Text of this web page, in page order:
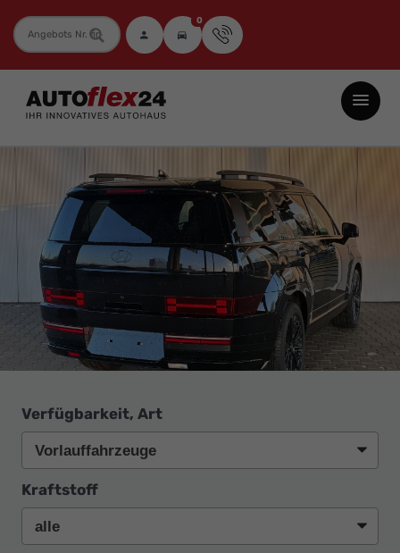
Fahrzeugnummer 0
Autoflex24
GmbH
-
Neuwagen
Jahreswagen
und
Gebrauchtwagen
zu
Top-
Preisen
Ihr
Innovatives
Autohaus
Verfügbarkeit, Art
Kraftstoff